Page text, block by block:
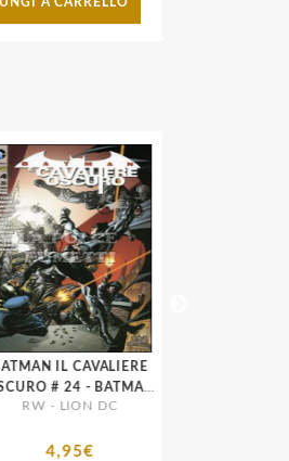
A CARRELLO
IL CAVALIERE
# 24 - BATMAN
ETERNAL 4
RW - LION DC
4,95€